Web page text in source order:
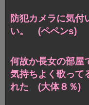
防犯カメラに気付
い。 (ペペンs)
何故か長女の部屋
気持ちよく歌って
れた (大体８％)